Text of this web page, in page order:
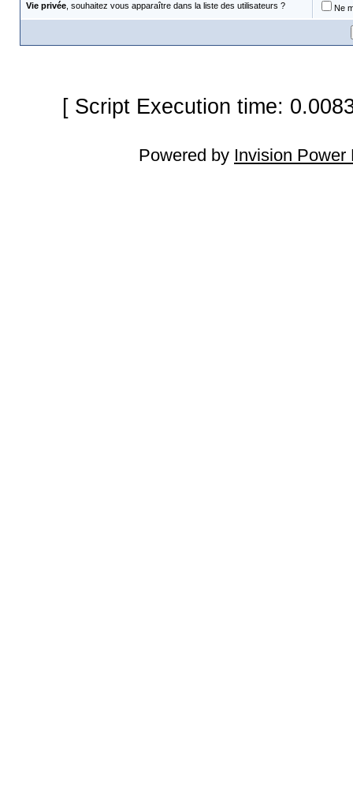
Vie privée, souhaitez vous apparaître dans la liste des utilisateurs ? Ne
[ Script Execution time:
Powered by Invision Power